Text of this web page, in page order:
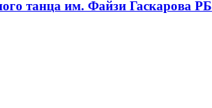
танца им. Файзи Гаскарова РБ